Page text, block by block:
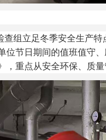
组立足冬季安全生产特
位节日期间的值班值守
，重点从安全环保、质